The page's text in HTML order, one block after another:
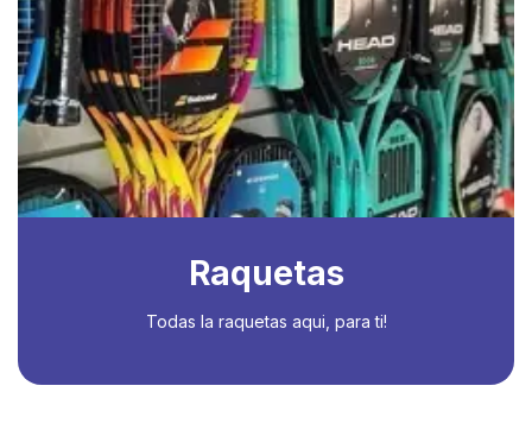
Raquetas
Todas la raquetas aqui, para ti!